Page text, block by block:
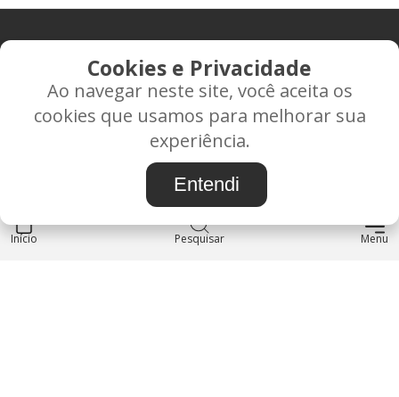
Início Pesquisar Menu
CONTATO
Rua Alice Frateano Figueiredo, 11-44 - Vila Triagem -
BAURU/SP - CEP: 17.030-038
CNPJ: 37.022.538/0001-07
INSTITUCIONAL
Cookies e Privacidade
Ao navegar neste site, você aceita os
cookies que usamos para melhorar sua
experiência.
Entendi